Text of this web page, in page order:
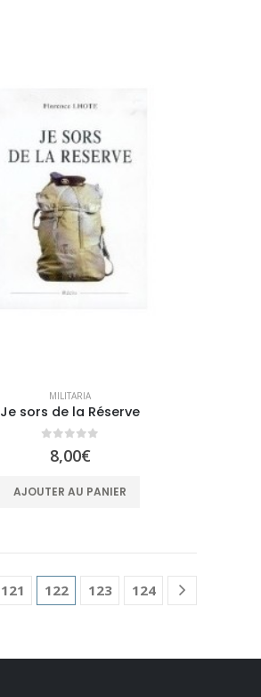
MILITARIA
Je sors de la Réserve
8,00€
AJOUTER AU PANIER
121 122 123 124